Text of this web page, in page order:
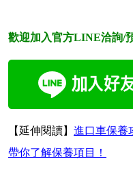
歡迎加入官方LINE洽詢/
【延伸閱讀】 進口車保養
帶你了解保養項目！